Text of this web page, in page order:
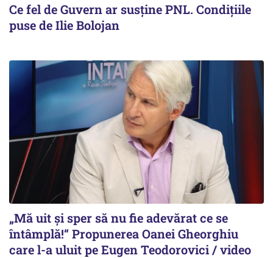
Ce fel de Guvern ar susține PNL. Condițiile
puse de Ilie Bolojan
„Mă uit și sper să nu fie adevărat ce se
întâmplă!“ Propunerea Oanei Gheorghiu
care l-a uluit pe Eugen Teodorovici / video